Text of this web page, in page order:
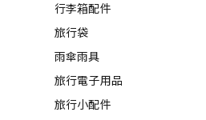
行李箱配件
旅行袋
雨傘雨具
旅行電子用品
旅行小配件